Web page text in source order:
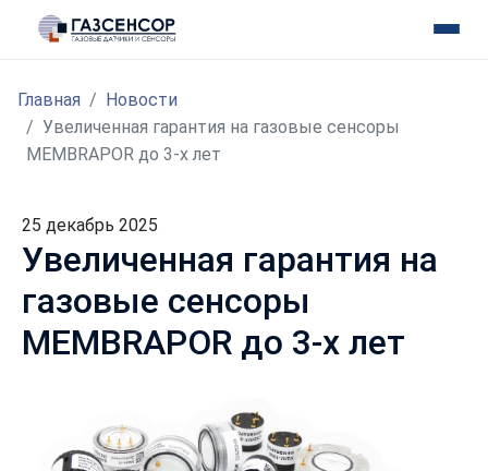
Главная
Новости
Увеличенная гарантия на газовые сенсоры
MEMBRAPOR до 3-х лет
25 декабрь 2025
Увеличенная гарантия на
газовые сенсоры
MEMBRAPOR до 3-х лет